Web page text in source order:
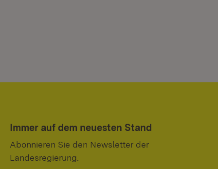
Immer auf dem neuesten Stand
Abonnieren Sie den Newsletter der
Landesregierung.